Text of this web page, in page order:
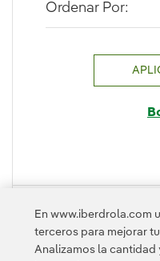
Ordenar Por:
En www.iberdrola.com
terceros para mejorar
Analizamos la cantidad